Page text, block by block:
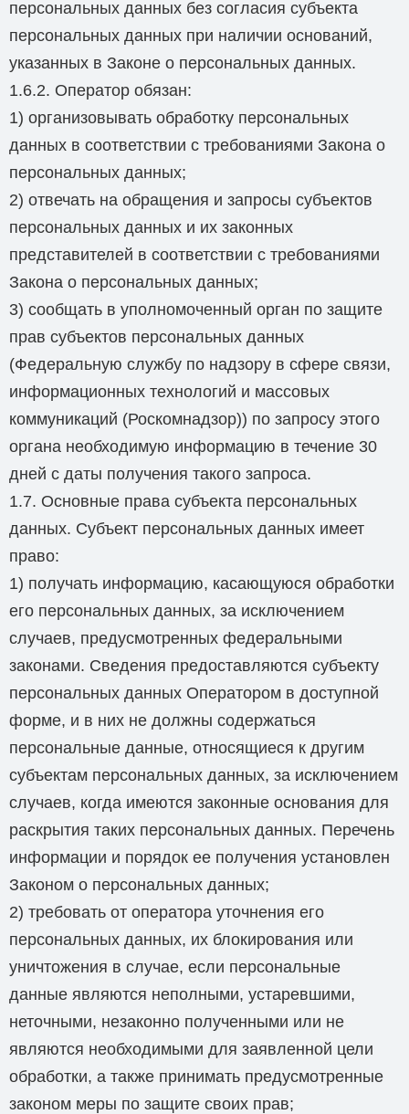
персональных данных без согласия субъекта
персональных данных при наличии оснований,
указанных в Законе о персональных данных.
1.6.2. Оператор обязан:
1) организовывать обработку персональных
данных в соответствии с требованиями Закона о
персональных данных;
2) отвечать на обращения и запросы субъектов
персональных данных и их законных
представителей в соответствии с требованиями
Закона о персональных данных;
3) сообщать в уполномоченный орган по защите
прав субъектов персональных данных
(Федеральную службу по надзору в сфере связи,
информационных технологий и массовых
коммуникаций (Роскомнадзор)) по запросу этого
органа необходимую информацию в течение 30
дней с даты получения такого запроса.
1.7. Основные права субъекта персональных
данных. Субъект персональных данных имеет
право:
1) получать информацию, касающуюся обработки
его персональных данных, за исключением
случаев, предусмотренных федеральными
законами. Сведения предоставляются субъекту
персональных данных Оператором в доступной
форме, и в них не должны содержаться
персональные данные, относящиеся к другим
субъектам персональных данных, за исключением
случаев, когда имеются законные основания для
раскрытия таких персональных данных. Перечень
информации и порядок ее получения установлен
Законом о персональных данных;
2) требовать от оператора уточнения его
персональных данных, их блокирования или
уничтожения в случае, если персональные
данные являются неполными, устаревшими,
неточными, незаконно полученными или не
являются необходимыми для заявленной цели
обработки, а также принимать предусмотренные
законом меры по защите своих прав;